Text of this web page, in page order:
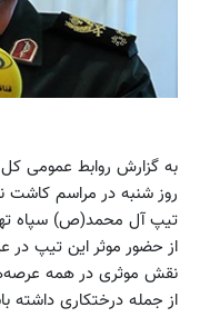
به گزارش روابط عمومی
روز شنبه در مراسم کاشت
تیپ آل محمد(ص) سپاه
از حضور موثر این تیپ در
نقش موثری در همه
از جمله درختکاری داشته